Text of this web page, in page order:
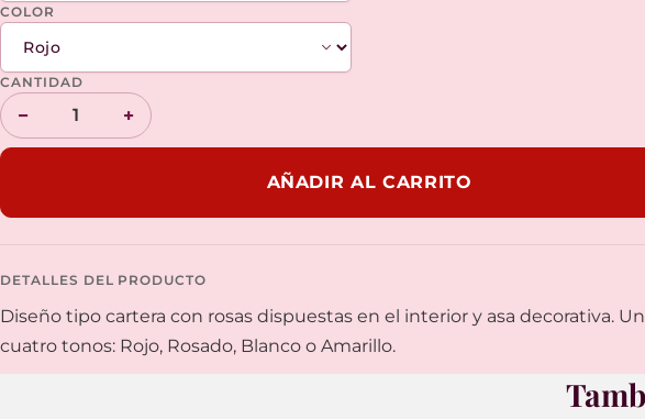
COLOR
CANTIDAD
− +
AÑADIR AL CARRITO
DETALLES DEL PRODUCTO
Diseño tipo cartera con rosas dispuestas en el interior y asa decorativa.
cuatro tonos: Rojo, Rosado, Blanco o Amarillo.